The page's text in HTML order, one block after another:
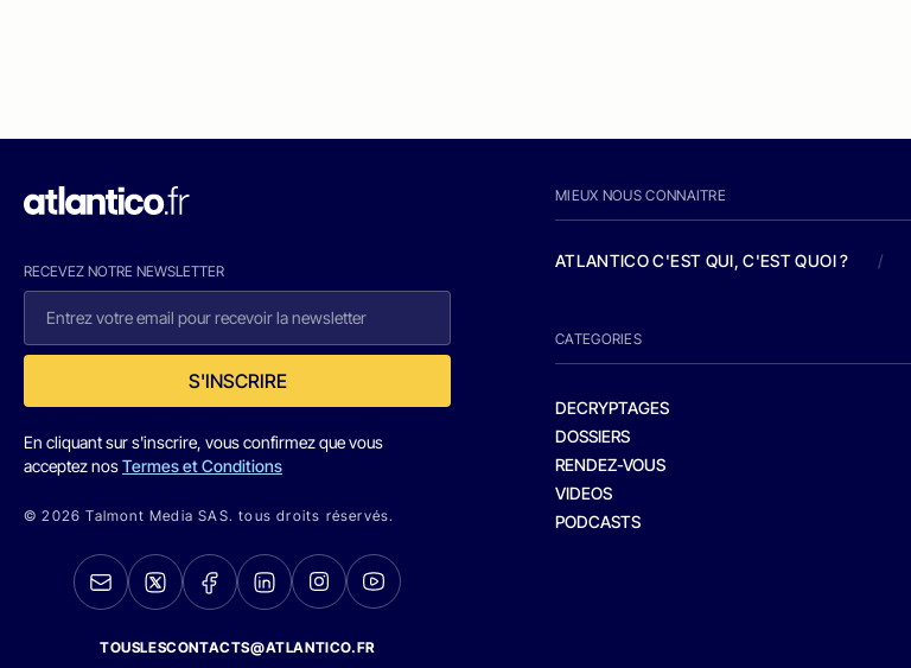
RECEVEZ NOTRE NEWSLETTER
S'INSCRIRE
En cliquant sur s'inscrire, vous confirmez que vous
acceptez nosTermes et Conditions
© 2026 Talmont Media SAS. tous droits réservés.
TOUSLESCONTACTS@ATLANTICO.FR
MIEUX NOUS CONNAITRE
ATLANTICO C'EST QUI, C'EST QUOI ? /
CATEGORIES
DECRYPTAGES
DOSSIERS
RENDEZ-VOUS
VIDEOS
PODCASTS